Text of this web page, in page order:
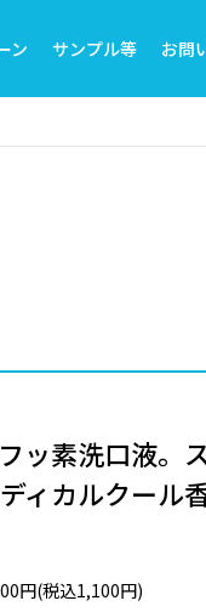
ン サンプル等 お問
ッ素洗口液。
ィカルクール
円(税込1,100円)